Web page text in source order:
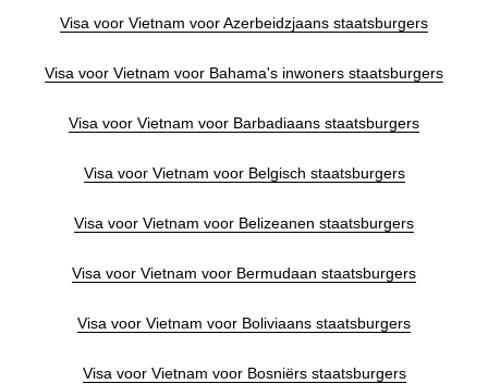
Visa voor Vietnam voor Azerbeidzjaans staatsburgers
Visa voor Vietnam voor Bahama's inwoners staatsburgers
Visa voor Vietnam voor Barbadiaans staatsburgers
Visa voor Vietnam voor Belgisch staatsburgers
Visa voor Vietnam voor Belizeanen staatsburgers
Visa voor Vietnam voor Bermudaan staatsburgers
Visa voor Vietnam voor Boliviaans staatsburgers
Visa voor Vietnam voor Bosniërs staatsburgers